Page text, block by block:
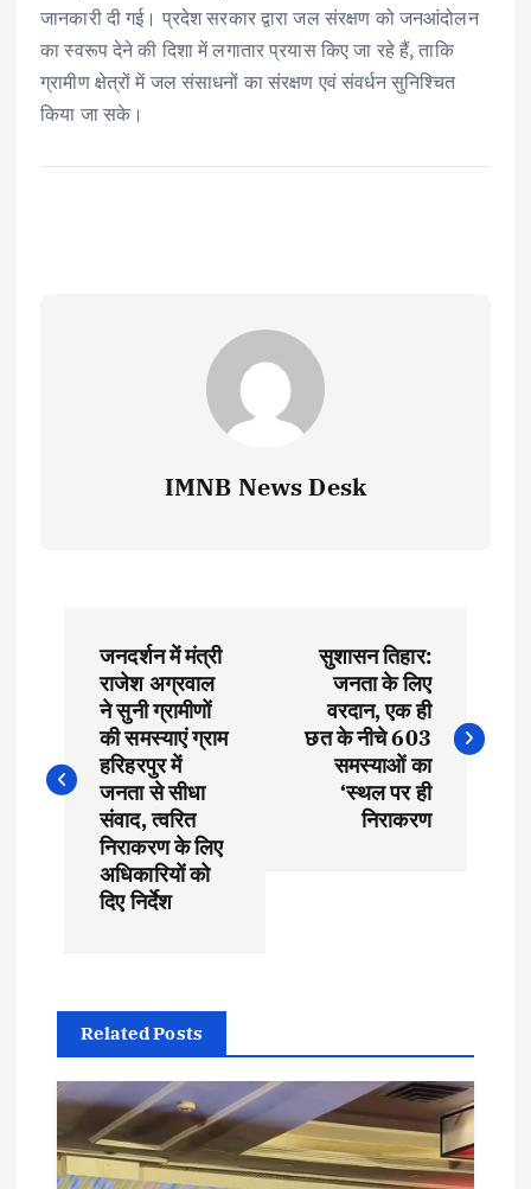
जानकारी दी गई। प्रदेश सरकार द्वारा जल संरक्षण को जनआंदोलन
का स्वरूप देने की दिशा में लगातार प्रयास किए जा रहे हैं, ताकि
ग्रामीण क्षेत्रों में जल संसाधनों का संरक्षण एवं संवर्धन सुनिश्चित
किया जा सके।
IMNB News Desk
s
t
g
a
जनदर्शन में मंत्री
राजेश अग्रवाल
ने सुनी ग्रामीणों
की समस्याएं ग्राम
हरिहरपुर में
जनता से सीधा
संवाद, त्वरित
निराकरण के लिए
अधिकारियों को
दिए निर्देश
सुशासन तिहार:
जनता के लिए
वरदान, एक ही
छत के नीचे 603
समस्याओं का
‘स्थल पर ही
निराकरण
Related Posts